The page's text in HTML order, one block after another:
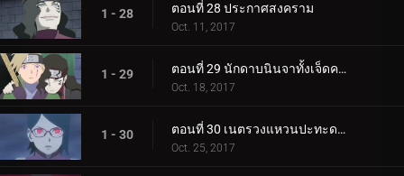
1 - 28 ตอนที่ 28 ประกาศสงคราม
Oct. 11, 2017
1 - 29 ตอนที่ 29 นักดาบนินจาทั้งเจ็ดคนใหม่!
Oct. 18, 2017
1 - 30 ตอนที่ 30 เนตรวงแหวนปะทะดาบสายฟ้า เขี้ยวคิบะ!
Oct. 25, 2017